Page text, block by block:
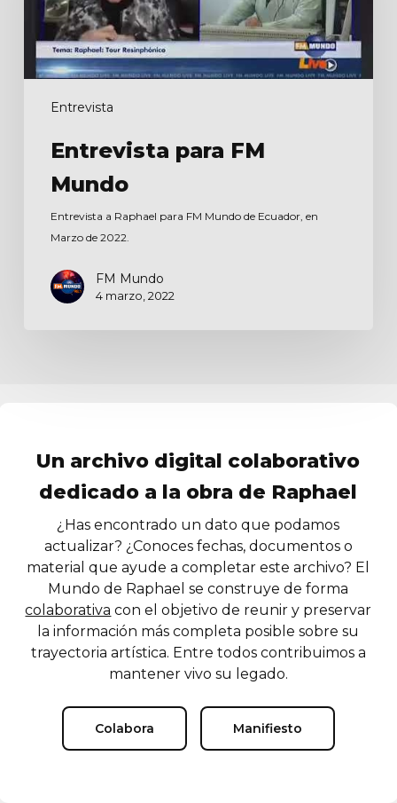
Entrevista
Entrevista para FM
Mundo
Entrevista a Raphael para FM Mundo de Ecuador, en
Marzo de 2022.
FM Mundo
4 marzo, 2022
Un archivo digital colaborativo
dedicado a la obra de Raphael
¿Has encontrado un dato que podamos
actualizar? ¿Conoces fechas, documentos o
material que ayude a completar este archivo? El
Mundo de Raphael se construye de forma
colaborativa con el objetivo de reunir y preservar
la información más completa posible sobre su
trayectoria artística. Entre todos contribuimos a
mantener vivo su legado.
Colabora Manifiesto